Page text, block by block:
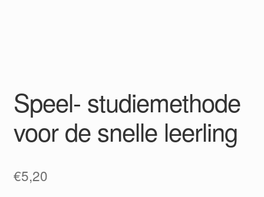
Speel- studiemethode
voor de snelle leerling
€5,20